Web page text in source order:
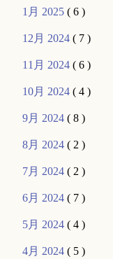
1月 2025( 6 )
12月 2024( 7 )
11月 2024( 6 )
10月 2024( 4 )
9月 2024( 8 )
8月 2024( 2 )
7月 2024( 2 )
6月 2024( 7 )
5月 2024( 4 )
4月 2024( 5 )